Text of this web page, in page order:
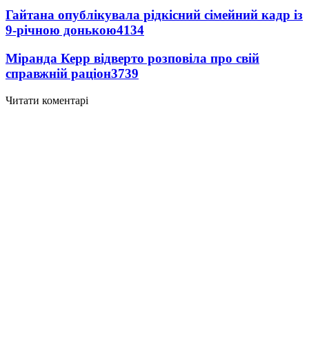
Гайтана опублікувала рідкісний сімейний кадр із
9-річною донькою4134
Міранда Керр відверто розповіла про свій
справжній раціон3739
Читати коментарі